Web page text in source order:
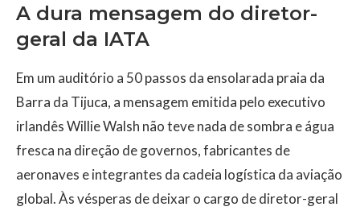
A dura mensagem do diretor-
geral da IATA
Em um auditório a 50 passos da ensolarada praia da
Barra da Tijuca, a mensagem emitida pelo executivo
irlandês Willie Walsh não teve nada de sombra e água
fresca na direção de governos, fabricantes de
aeronaves e integrantes da cadeia logística da aviação
global. Às vésperas de deixar o cargo de diretor-geral